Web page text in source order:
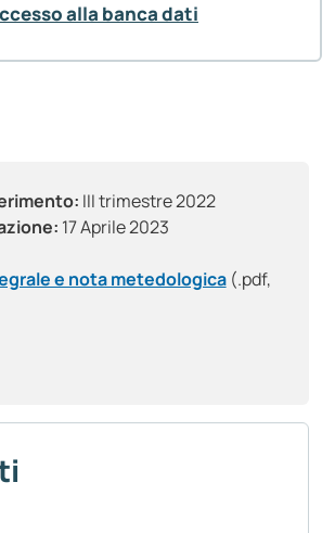
III trimestre 2022
17 Aprile 2023
e nota metedologica (.pdf,
alla banca dati